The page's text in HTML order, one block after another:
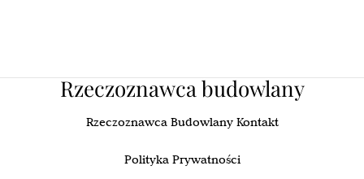
Rzeczoznawca budowlany
Rzeczoznawca Budowlany Kontakt
Polityka Prywatności